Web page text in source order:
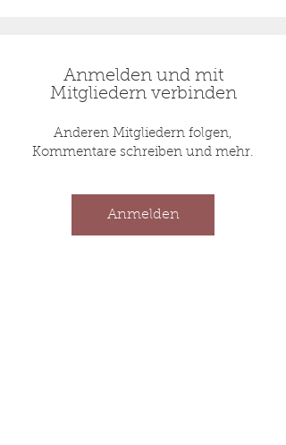
Anmelden und mit
Mitgliedern verbinden
Anderen Mitgliedern folgen,
Kommentare schreiben und mehr.
Anmelden